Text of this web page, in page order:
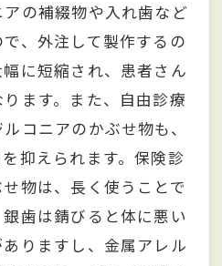
の補綴物や入れ歯など
、外注して製作するの
に短縮され、患者さん
ます。また、自由診療
コニアのかぶせ物も、
抑えられます。保険診
物は、長く使うことで
歯は錆びると体に悪い
りますし、金属アレル